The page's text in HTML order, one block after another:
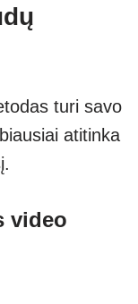
turi savo
atitinka
video